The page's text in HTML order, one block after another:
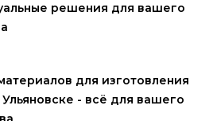
решения для вашего
для изготовления
- всё для вашего